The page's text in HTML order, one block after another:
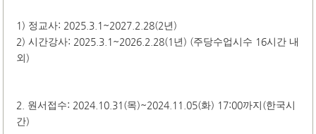
1) 정교사: 2025.3.1~2027.2.28(2년)
2)시간강사: 2025.3.1~2026.2.28(1 년) (주당수업시수 16시간 내
외 )
2. 원서접수: 2024.10.31(목)~2024.11.05(화) 17:00까지 (한국시
간)